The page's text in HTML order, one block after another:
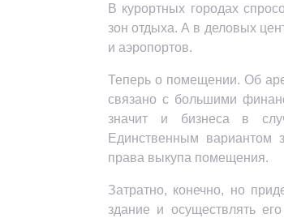
В курортных городах
зон отдыха. А в деловых
и аэропортов.
Теперь о помещении. Об
связано с большими
значит и бизнеса в
Единственным вариантом
права выкупа помещения.
Затратно, конечно, но
здание и осуществлять